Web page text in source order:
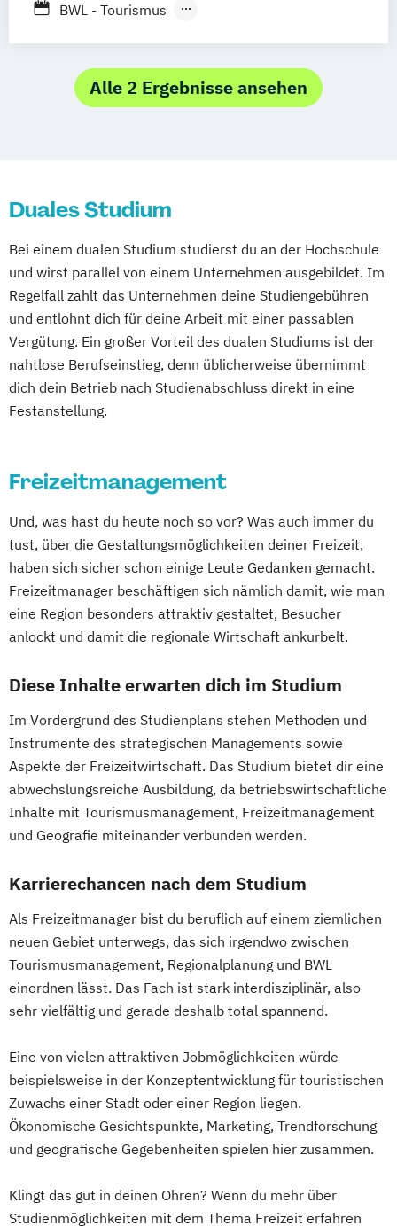
Ravensburg Campus Friedrichshafen
BWL - Tourismus
BWL - Tourismus
Hotellerie und Gastronomie /
Gastronomiemanagement
Hotellerie und Gastronomie / Reiseverkehr
und Reisevertrieb
Alle 2 Ergebnisse ansehen
Duales Studium
Bei einem dualen Studium studierst du an der Hochschule
und wirst parallel von einem Unternehmen ausgebildet. Im
Regelfall zahlt das Unternehmen deine Studiengebühren
und entlohnt dich für deine Arbeit mit einer passablen
Vergütung. Ein großer Vorteil des dualen Studiums ist der
nahtlose Berufseinstieg, denn üblicherweise übernimmt
dich dein Betrieb nach Studienabschluss direkt in eine
Festanstellung.
Freizeitmanagement
Und, was hast du heute noch so vor? Was auch immer du
tust, über die Gestaltungsmöglichkeiten deiner Freizeit,
haben sich sicher schon einige Leute Gedanken gemacht.
Freizeitmanager beschäftigen sich nämlich damit, wie man
eine Region besonders attraktiv gestaltet, Besucher
anlockt und damit die regionale Wirtschaft ankurbelt.
Diese Inhalte erwarten dich im Studium
Im Vordergrund des Studienplans stehen Methoden und
Instrumente des strategischen Managements sowie
Aspekte der Freizeitwirtschaft. Das Studium bietet dir eine
abwechslungsreiche Ausbildung, da betriebswirtschaftliche
Inhalte mit Tourismusmanagement, Freizeitmanagement
und Geografie miteinander verbunden werden.
Karrierechancen nach dem Studium
Als Freizeitmanager bist du beruflich auf einem ziemlichen
neuen Gebiet unterwegs, das sich irgendwo zwischen
Tourismusmanagement, Regionalplanung und BWL
einordnen lässt. Das Fach ist stark interdisziplinär, also
sehr vielfältig und gerade deshalb total spannend.
Eine von vielen attraktiven Jobmöglichkeiten würde
beispielsweise in der Konzeptentwicklung für touristischen
Zuwachs einer Stadt oder einer Region liegen.
Ökonomische Gesichtspunkte, Marketing, Trendforschung
und geografische Gegebenheiten spielen hier zusammen.
Klingt das gut in deinen Ohren? Wenn du mehr über
Studienmöglichkeiten mit dem Thema Freizeit erfahren